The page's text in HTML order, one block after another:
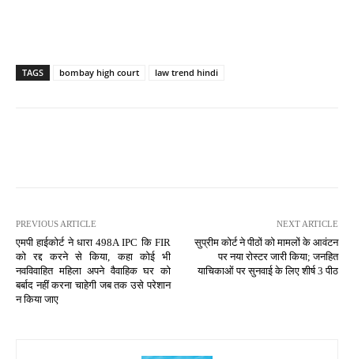
TAGS bombay high court law trend hindi
PREVIOUS ARTICLE
एमपी हाईकोर्ट ने धारा 498A IPC कि FIR
को रद्द करने से किया, कहा कोई भी
नवविवाहित महिला अपने वैवाहिक घर को
बर्बाद नहीं करना चाहेगी जब तक उसे परेशान
न किया जाए
NEXT ARTICLE
सुप्रीम कोर्ट ने पीठों को मामलों के आवंटन
पर नया रोस्टर जारी किया; जनहित
याचिकाओं पर सुनवाई के लिए शीर्ष 3 पीठ